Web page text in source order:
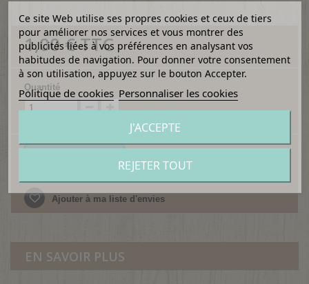
1,00 €TTC
Quantité
Ajouter à ma liste d'envies
EN SAVOIR PLUS
Ce site Web utilise ses propres cookies et ceux de tiers
pour améliorer nos services et vous montrer des
publicités liées à vos préférences en analysant vos
habitudes de navigation. Pour donner votre consentement
à son utilisation, appuyez sur le bouton Accepter.
Politique de cookies Personnaliser les cookies
REJETER TOUT
J'ACCEPTE